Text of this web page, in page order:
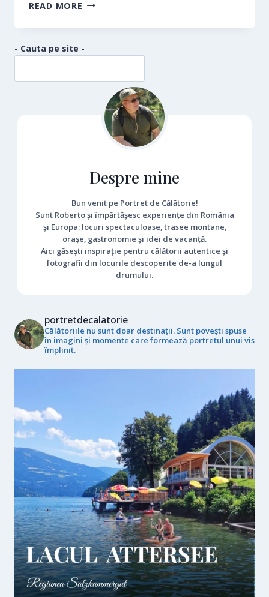
READ MORE HALLSTATT
- Cauta pe site -
Despre mine
Bun venit pe Portret de Călătorie!
Sunt Roberto și împărtășesc experiențe din România
și Europa: locuri spectaculoase, trasee montane,
orașe, gastronomie și idei de vacanță.
Aici găsești inspirație pentru călătorii autentice și
fotografii din locurile descoperite de-a lungul
drumului.
portretdecalatorie
Călătoriile nu sunt doar destinații. Sunt povești spuse
în imagini și momente care formează portretul unui vis
împlinit.